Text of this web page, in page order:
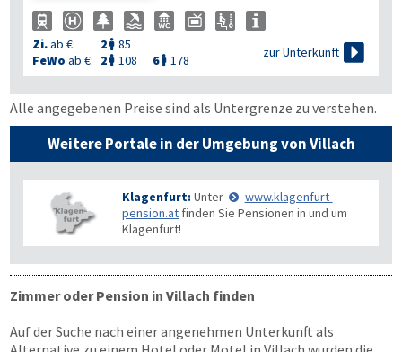
Zi.ab €: 2  85
FeWo ab €: 2  108 6 178
zur Unterkunft 
Alle angegebenen Preise sind als Untergrenze zu verstehen.
Weitere Portale in der Umgebung von Villach
Klagenfurt: Unter
www.klagenfurt-
pension.at finden Sie Pensionen in und um
Klagenfurt!
Zimmer oder Pension in Villach finden
Auf der Suche nach einer angenehmen Unterkunft als